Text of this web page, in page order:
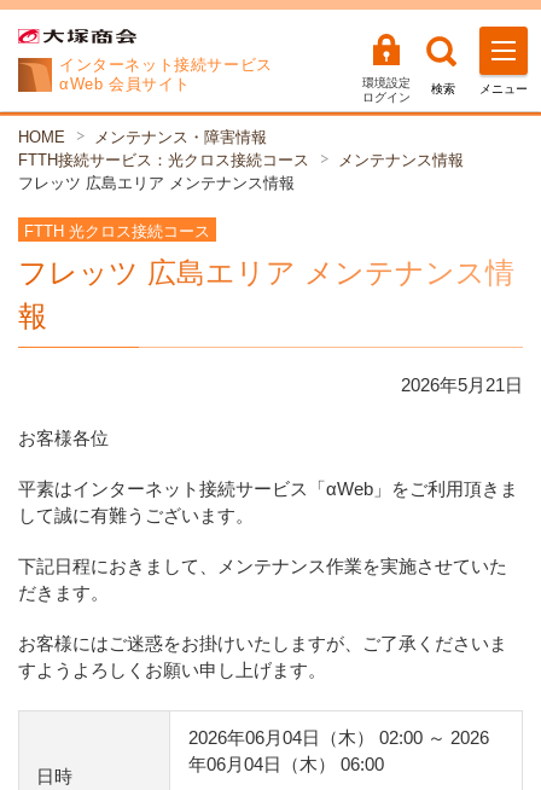
インターネット接続サービス
αWeb 会員サイト
環境設定
ログイン
検索 メニュー
HOME
メンテナンス・障害情報
FTTH接続サービス：光クロス接続コース
メンテナンス情報
フレッツ 広島エリア メンテナンス情報
FTTH 光クロス接続コース
フレッツ 広島エリア メンテナンス情
報
2026年5月 21日
お客様各位
平素はインターネット接続サービス「αWeb」をご利用頂きま
して誠に有難うございます。
下記日程におきまして、メンテナンス作業を実施させていた
だきます。
お客様にはご迷惑をお掛けいたしますが、ご了承くださいま
すようよろしくお願い申し上げます。
日時
2026年06月04日（木） 02:00 ～ 2026
年06月04日（木） 06:00